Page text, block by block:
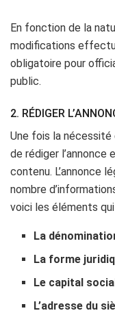
En fonction de la
modifications
obligatoire pour
public.
2. RÉDIGER
Une fois la
de rédiger
contenu. L’annonce
nombre
voici les éléments
La
La forme
Le capital
L’adresse du